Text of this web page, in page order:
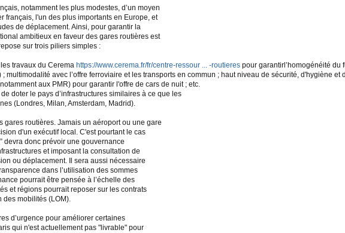
notamment les plus modestes, d’un moyen
français, l'un des plus importants en Europe, et
de déplacement. Ainsi, pour garantir la
ambitieux en faveur des gares routières est
sur trois piliers simples :
les travaux du Cerema https://www.cerema.fr/fr/centre-ressour ... -routieres pour garantirl’homogénéité du
avec l’offre ferroviaire et les transports en commun ; haut niveau de sécurité, d'hygiène et
aux PMR) pour garantir l'offre de cars de nuit ; etc.
doter le pays d’infrastructures similaires à ce que les
(Londres, Milan, Amsterdam, Madrid).
gares routières. Jamais un aéroport ou une gare
d'un exécutif local. C'est pourtant le cas
devra donc prévoir une gouvernance
et imposant la consultation de
ou déplacement. Il sera aussi nécessaire
dans l’utilisation des sommes
pourrait être pensée à l’échelle des
et régions pourrait reposer sur les contrats
des mobilités (LOM).
d’urgence pour améliorer certaines
qui n'est actuellement pas "livrable" pour